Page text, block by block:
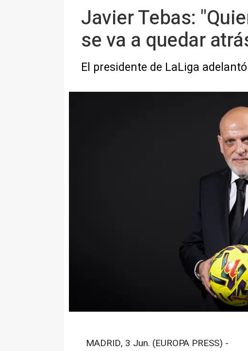
Javier Tebas:
se va a quedar
El presidente de LaLiga
MADRID, 3 Jun. (EUROPA PRESS) -